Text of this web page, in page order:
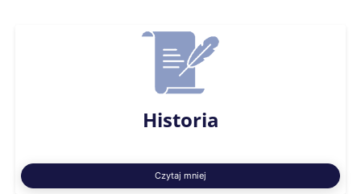
Historia
Czytaj mniej